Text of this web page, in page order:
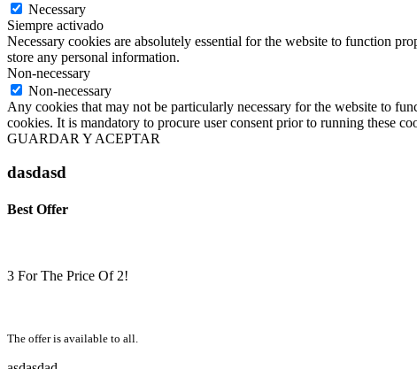
Necessary
Siempre activado
Necessary cookies are absolutely essential for the website to function
store any personal information.
Non-necessary
Non-necessary
Any cookies that may not be particularly necessary for the website to
cookies. It is mandatory to procure user consent prior to running these
GUARDAR Y ACEPTAR
dasdasd
Best Offer
3 For The Price Of 2!
The offer is available to all.